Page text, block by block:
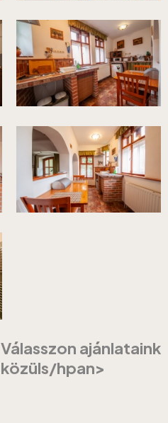
Válasszon ajánlataink
közüls/hpan>